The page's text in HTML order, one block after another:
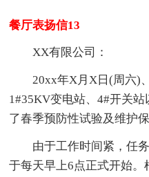
餐厅表扬信13
XX有限公司：
20xx年X月X日(周六)
1#35KV变电站、4#开关
了春季预防性试验及维护保
由于工作时间紧，任
于每天早上6点正式开始。